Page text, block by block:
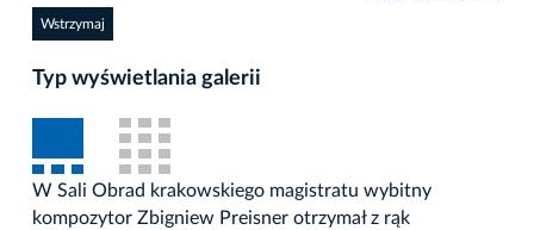
Wstrzymaj
Typ wyświetlania galerii
W Sali Obrad krakowskiego magistratu wybitny
kompozytor Zbigniew Preisner otrzymał z rąk